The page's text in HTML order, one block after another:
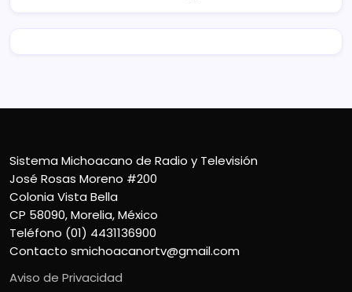
Sistema Michoacano de Radio y Televisión
José Rosas Moreno #200
Colonia Vista Bella
CP 58090, Morelia, México
Teléfono (01) 4431136900
Contacto smichoacanortv@gmail.com
Aviso de Privacidad